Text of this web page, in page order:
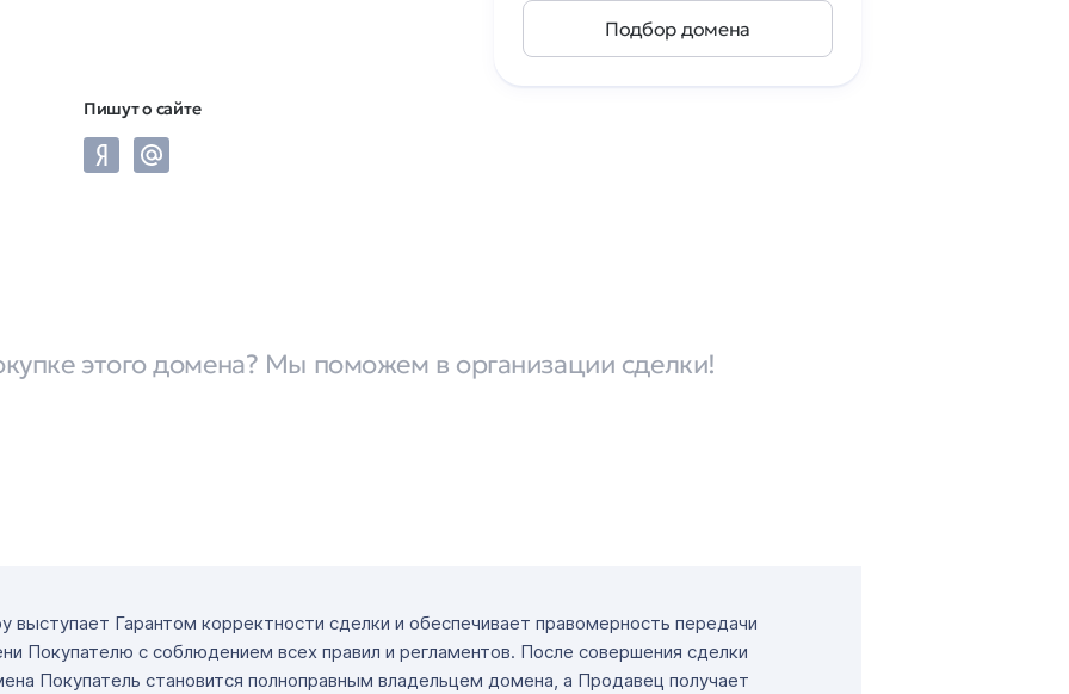
Пишут о сайте
Подбор домена
этого домена? Мы поможем в организации сделки!
выступает Гарантом корректности сделки и обеспечивает правомерность передачи
Покупателю с соблюдением всех правил и регламентов. После совершения сделки
Покупатель становится полноправным владельцем домена, а Продавец получает